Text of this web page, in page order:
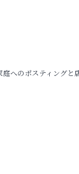
へのポスティングと